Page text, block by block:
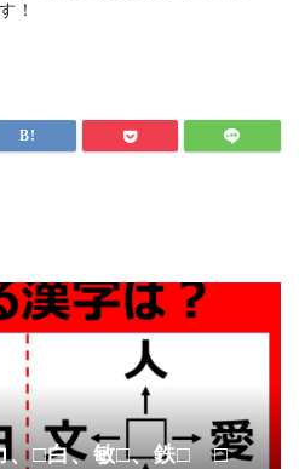
！
、□白、敏□、鉄□ □